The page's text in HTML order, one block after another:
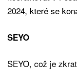
2024, které se
SEYO
SEYO, což je